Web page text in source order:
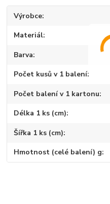
Výrobce
Materiál
Barva
Počet kusů v 1 balení
Počet balení v 1 kartonu
Délka 1 ks (cm)
Šířka 1 ks (cm)
Hmotnost (celé balení) g